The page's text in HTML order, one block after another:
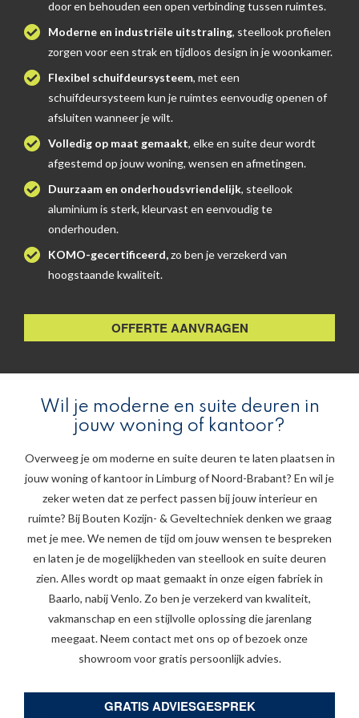
door en behouden een open verbinding tussen ruimtes.
Moderne en industriële uitstraling, steellook profielen
zorgen voor een strak en tijdloos design in je woonkamer.
Flexibel schuifdeursysteem, met een
schuifdeursysteem kun je ruimtes eenvoudig openen of
afsluiten wanneer je wilt.
Volledig op maat gemaakt, elke en suite deur wordt
afgestemd op jouw woning, wensen en afmetingen.
Duurzaam en onderhoudsvriendelijk, steellook
aluminium is sterk, kleurvast en eenvoudig te
onderhouden.
KOMO-gecertificeerd,zo ben je verzekerd van
hoogstaande kwaliteit.
OFFERTE AANVRAGEN
Wil je moderne en suite deuren in
jouw woning of kantoor?
Overweeg je om moderne en suite deuren te laten plaatsen in
jouw woning of kantoor in Limburg of Noord-Brabant? En wil je
zeker weten dat ze perfect passen bij jouw interieur en
ruimte? Bij Bouten Kozijn- & Geveltechniek denken we graag
met je mee. We nemen de tijd om jouw wensen te bespreken
en laten je de mogelijkheden van steellook en suite deuren
zien. Alles wordt op maat gemaakt in onze eigen fabriek in
Baarlo, nabij Venlo. Zo ben je verzekerd van kwaliteit,
vakmanschap en een stijlvolle oplossing die jarenlang
meegaat. Neem contact met ons op of bezoek onze
showroom voor gratis persoonlijk advies.
GRATIS ADVIESGESPREK